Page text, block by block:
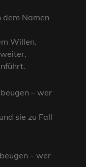
dem Namen
Willen.
– wer
sie zu Fall
– wer